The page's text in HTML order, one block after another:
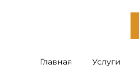
Главная Услуги